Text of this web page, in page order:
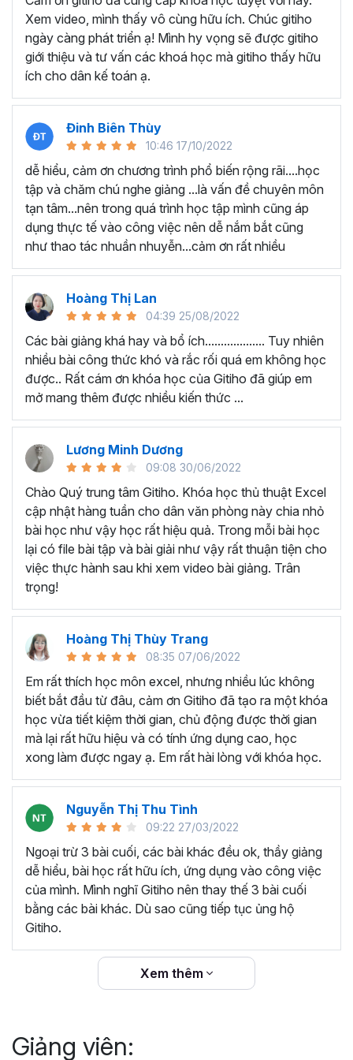
Học nhanh nhưng nhớ lâu bởi luôn có các bài tập
thực hành kèm với lý thuyết.
Các video bài giảng được xây dựng dựa trên các
chủ đề cụ thể, đồng thời chú trọng tối đa đến tính
ứng dụng cao. Đặc biệt, bộ videocác thủ thuật
khác, phù hợp với tất cả mọi đối tượng muốn tỏa
sáng nơi công sở với thủ thuật Excel nâng cao thông
minh và tạo kết quả bất ngờ trong công việc.
Bạn sẽ tự tin xử lý được mọi việc trên các công cụ
Excel một cách chuyên nghiệp giúp đẩy nhân được
tiến độ công việc, nâng cao hiệu suất làm việc lên
tới 5 lần.
Đặc biệt khiđăng ký khóa học EXG02học viên sẽ có cơ
hội nhận ưu đãi sở hữu trọn đời chỉ với
tác đăng ký khá đơn giản, bạn chỉ cần nhấn vào ĐĂNG
KÝ HỌC NGAY khóa học EXG08 trên gitiho.com là xong.
Nếu có bất cứ thắc mắc nào liên quan đến tớikhóa học
EXG02 - Thủ thuật Excel cập nhật hàng tuầnbạn hãy
để kết nối cho Gitiho qua hotline 0774 116 285 để được
tư vấn chi tiết nhé.
Nội dung bài giảng trong khóa
học thủ thuật trên Excel của
Gitiho?
Khóa học Thủ thuật Excel cập nhật các mẹo Excel văn
phòng hàng tuần, bạn có thể được update những nội
dung mới nhất về tin học văn phòng như sau:
Định dạng nhanh bằng công cụFormat Paintervà
toán, các thủ thuật excel tính tổng, đặt tên nhanh
cho bảng tính, hiển thị công thức trong ô, tạo ghi
chú và cố định dòng - cột.
Kỹ thuật định dạng và xử lý dữ liệu bao gồm tự động
thêm ký hiệu tiền tệ, viết biểu thức hóa học - toán
học và loại bỏ dữ liệu trùng lặp.
Tổng hợp thủ thuật với hàm, công thức bao gồm
cách tắt/mở gợi ý khi viết hàm, đặt tên và sử dụng
gian.
Tổng hợp hàm, công thức tính toán theo thời gian
như hàm tính toán theo tháng, tuổi, ngày hết hạn
hợp đồng,...
Hướng dẫn dùng các hàm và công thức nâng cao
nhưSUM, SUMIFS, VLOOKUP, INDEX, và các thủ
thuật hay trong Excel khác với hàm và công thức.
Những thiết lập chế độ làm việc trên Excel như thiết
lập theme, background, in ấn, và các thanh, tiêu đề,
đường kẻ lưới trong Excel.
và gán nội dung văn bản vào hình khối.
Xem video, mình thấy vô cùng hữu ích. Chúc gitiho
ngày càng phát triển ạ! Mình hy vọng sẽ được gitiho
giới thiệu và tư vấn các khoá học mà gitiho thấy hữu
ích cho dân kế toán ạ.
Đinh Biên Thùy
10:46 17/10/2022
dễ hiểu, cảm ơn chương trình phổ biến rộng rãi....học
tập và chăm chú nghe giảng ...là vấn đề chuyên môn
tạn tâm...nên trong quá trình học tập mình cũng áp
dụng thực tế vào công việc nên dễ nắm bắt cũng
như thao tác nhuần nhuyễn...cảm ơn rất nhiều
Hoàng Thị Lan
04:39 25/08/2022
Các bài giảng khá hay và bổ ích................... Tuy nhiên
nhiều bài công thức khó và rắc rối quá em không học
được.. Rất cám ơn khóa học của Gitiho đã giúp em
mở mang thêm được nhiều kiến thức ...
Lương Minh Dương
09:08 30/06/2022
Chào Quý trung tâm Gitiho. Khóa học thủ thuật Excel
cập nhật hàng tuần cho dân văn phòng này chia nhỏ
bài học như vậy học rất hiệu quả. Trong mỗi bài học
lại có file bài tập và bài giải như vậy rất thuận tiện cho
việc thực hành sau khi xem video bài giảng. Trân
trọng!
Hoàng Thị Thùy Trang
08:35 07/06/2022
Em rất thích học môn excel, nhưng nhiều lúc không
biết bắt đầu từ đâu, cảm ơn Gitiho đã tạo ra một khóa
học vừa tiết kiệm thời gian, chủ động được thời gian
mà lại rất hữu hiệu và có tính ứng dụng cao, học
xong làm được ngay ạ. Em rất hài lòng với khóa học.
Nguyễn Thị Thu Tình
09:22 27/03/2022
Ngoại trừ 3 bài cuối, các bài khác đều ok, thầy giảng
dễ hiểu, bài học rất hữu ích, ứng dụng vào công việc
của mình. Mình nghĩ Gitiho nên thay thế 3 bài cuối
bằng các bài khác. Dù sao cũng tiếp tục ủng hộ
Gitiho.
Xem thêm
Giảng viên: